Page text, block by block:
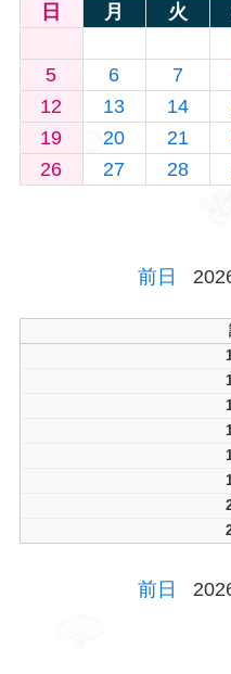
日 月 火
5
6 7
12
13 14
19
20 21
26
27 28
前日
前日